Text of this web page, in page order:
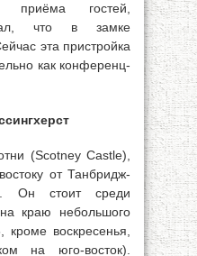
приёма гостей,
что в замке
эта пристройка
как конференц-
(Scotney Castle),
от Танбридж-
Он стоит среди
краю небольшого
воскресенья,
на юго-восток).